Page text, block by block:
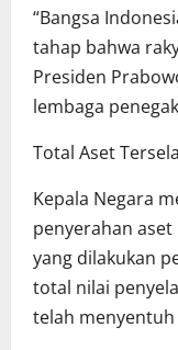
“Bangsa
tahap bahwa
Presiden
lembaga
Total Aset
Kepala Negara
penyerahan
yang dilakukan
total nilai
telah